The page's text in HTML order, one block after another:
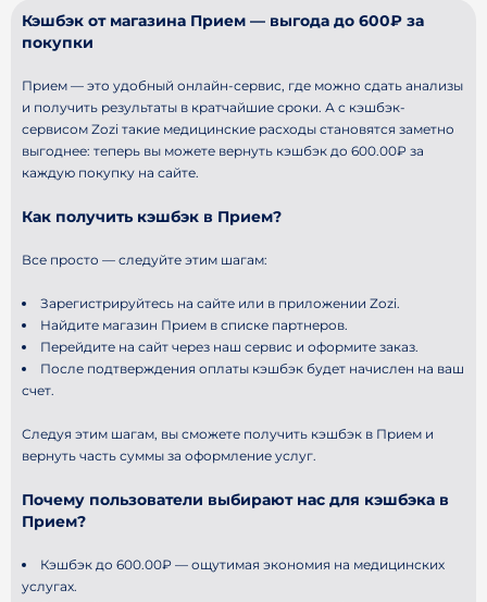
Кэшбэк от магазина Прием — выгода до 600₽ за
покупки
Прием — это удобный онлайн-сервис, где можно сдать анализы
и получить результаты в кратчайшие сроки. А с кэшбэк-
сервисом Zozi такие медицинские расходы становятся заметно
выгоднее: теперь вы можете вернуть кэшбэк до 600.00₽ за
каждую покупку на сайте.
Как получить кэшбэк в Прием?
Все просто — следуйте этим шагам:
Зарегистрируйтесь на сайте или в приложении Zozi.
Найдите магазин Прием в списке партнеров.
Перейдите на сайт через наш сервис и оформите заказ.
После подтверждения оплаты кэшбэк будет начислен на ваш
счет.
Следуя этим шагам, вы сможете получить кэшбэк в Прием и
вернуть часть суммы за оформление услуг.
Почему пользователи выбирают нас для кэшбэка в
Прием?
Кэшбэк до 600.00₽ — ощутимая экономия на медицинских
услугах.